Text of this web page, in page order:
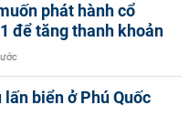
phát hành cổ
để tăng thanh khoản
lấn biển ở Phú Quốc